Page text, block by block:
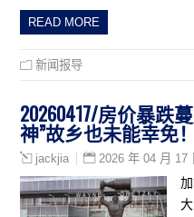
READ MORE
新闻报导
20260417/房价暴跌
神”故乡也未能幸免
jackjia 2026 年 04 月 17